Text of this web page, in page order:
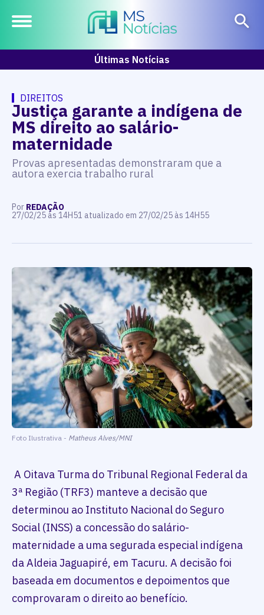
Últimas Notícias
DIREITOS
Justiça garante a indígena de
MS direito ao salário-
maternidade
Provas apresentadas demonstraram que a
autora exercia trabalho rural
Por REDAÇÃO
27/02/25 às 14H51 atualizado em 27/02/25 às 14H55
Foto Ilustrativa - Matheus Alves/MNI
A Oitava Turma do Tribunal Regional Federal da
3ª Região (TRF3) manteve a decisão que
determinou ao Instituto Nacional do Seguro
Social (INSS) a concessão do salário-
maternidade a uma segurada especial indígena
da Aldeia Jaguapiré, em Tacuru. A decisão foi
baseada em documentos e depoimentos que
comprovaram o direito ao benefício.